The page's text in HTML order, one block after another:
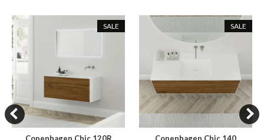
SALE SALE